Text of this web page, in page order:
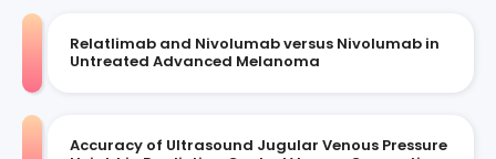
Relatlimab and Nivolumab versus Nivolumab in
Untreated Advanced Melanoma
Accuracy of Ultrasound Jugular Venous Pressure